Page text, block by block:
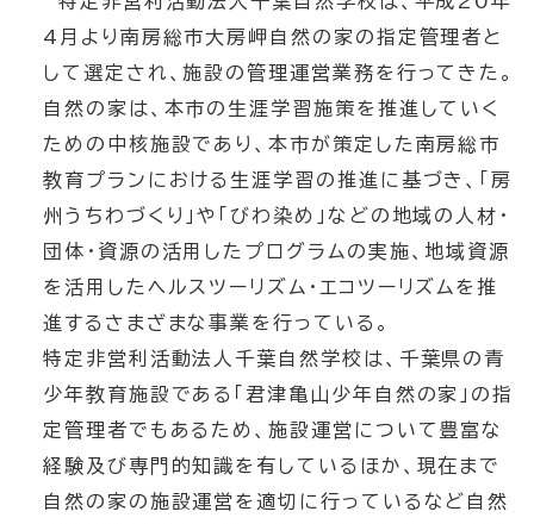
4月より南房総市大房岬自然の家の指定管理者と
して選定され、施設の管理運営業務を行ってきた。
自然の家は、本市の生涯学習施策を推進していく
ための中核施設であり、本市が策定した南房総市
教育プランにおける生涯学習の推進に基づき、「房
州うちわづくり」や「びわ染め」などの地域の人材・
団体・資源の活用したプログラムの実施、地域資源
を活用したヘルスツーリズム・エコツーリズムを推
進するさまざまな事業を行っている。
特定非営利活動法人千葉自然学校は、千葉県の青
少年教育施設である「君津亀山少年自然の家」の指
定管理者でもあるため、施設運営について豊富な
経験及び専門的知識を有しているほか、現在まで
自然の家の施設運営を適切に行っているなど自然